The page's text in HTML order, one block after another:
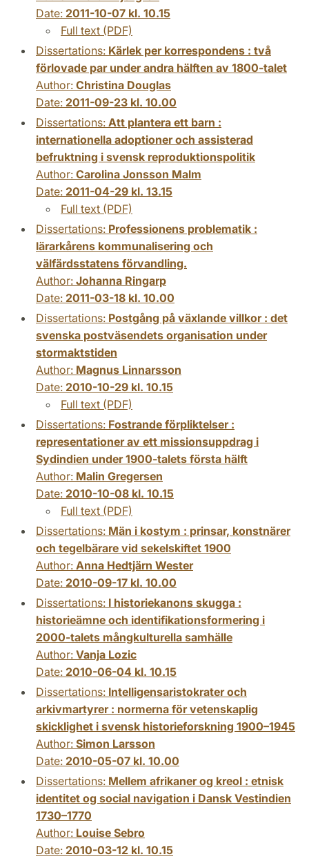
Date: 2011-10-07 kl. 10.15
Full text (PDF)
Dissertations: Kärlek per korrespondens : två
förlovade par under andra hälften av 1800-talet
Author: Christina Douglas
Date: 2011-09-23 kl. 10.00
Dissertations: Att plantera ett barn :
internationella adoptioner och assisterad
befruktning i svensk reproduktionspolitik
Author: Carolina Jonsson Malm
Date: 2011-04-29 kl. 13.15
Full text (PDF)
Dissertations: Professionens problematik :
lärarkårens kommunalisering och
välfärdsstatens förvandling.
Author: Johanna Ringarp
Date: 2011-03-18 kl. 10.00
Dissertations: Postgång på växlande villkor : det
svenska postväsendets organisation under
stormaktstiden
Author: Magnus Linnarsson
Date: 2010-10-29 kl. 10.15
Full text (PDF)
Dissertations: Fostrande förpliktelser :
representationer av ett missionsuppdrag i
Sydindien under 1900-talets första hälft
Author: Malin Gregersen
Date: 2010-10-08 kl. 10.15
Full text (PDF)
Dissertations: Män i kostym : prinsar, konstnärer
och tegelbärare vid sekelskiftet 1900
Author: Anna Hedtjärn Wester
Date: 2010-09-17 kl. 10.00
Dissertations: I historiekanons skugga :
historieämne och identifikationsformering i
2000-talets mångkulturella samhälle
Author: Vanja Lozic
Date: 2010-06-04 kl. 10.15
Dissertations: Intelligensaristokrater och
arkivmartyrer : normerna för vetenskaplig
skicklighet i svensk historieforskning 1900–1945
Author: Simon Larsson
Date: 2010-05-07 kl. 10.00
Dissertations: Mellem afrikaner og kreol : etnisk
identitet og social navigation i Dansk Vestindien
1730–1770
Author: Louise Sebro
Date: 2010-03-12 kl. 10.15